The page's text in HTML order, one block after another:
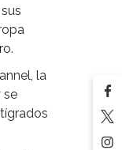
la
se